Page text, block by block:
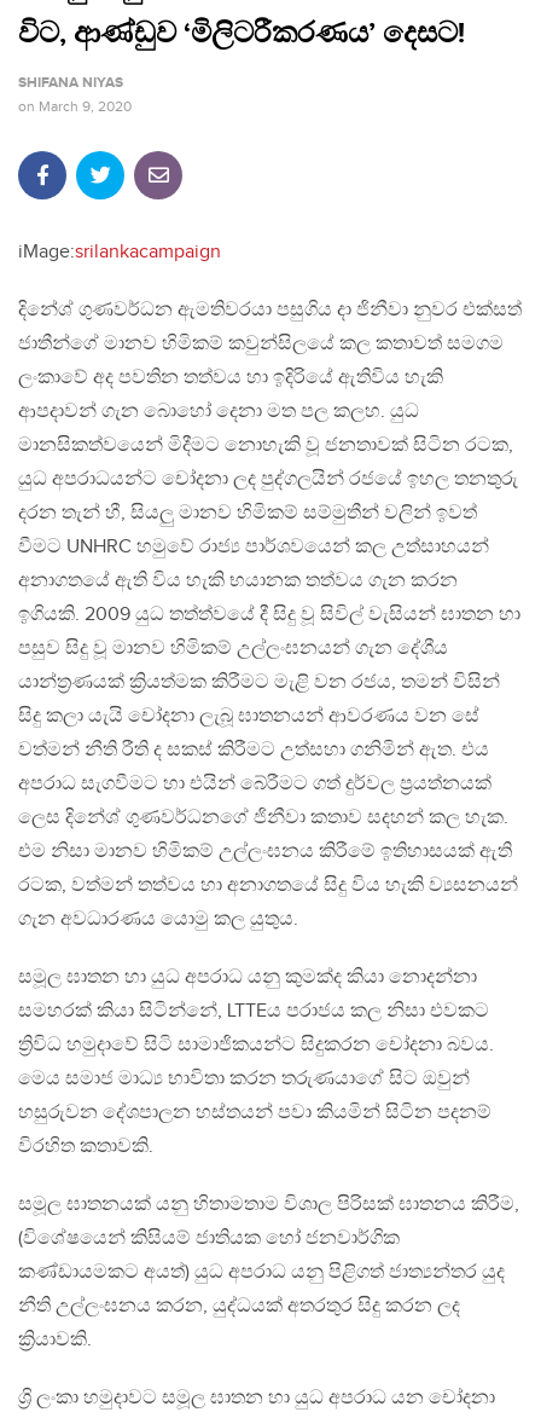
විට, ආණ්ඩුව ‘මිලිටරීකරණය’ දෙසට!
SHIFANA NIYAS
on March 9, 2020
iMage:srilankacampaign
දිනේශ් ගුණවර්ධන ඇමතිවරයා පසුගිය දා ජිනීවා නුවර එක්සත්
ජාතීන්ගේ මානව හිමිකම් කවුන්සිලයේ කල කතාවත් සමගම
ලංකාවේ අද පවතින තත්වය හා ඉදිරියේ ඇතිවිය හැකි
ආපදාවන් ගැන බොහෝ දෙනා මත පල කලහ. යුධ
මානසිකත්වයෙන් මිදීමට නොහැකි වූ ජනතාවක් සිටින රටක,
යුධ අපරාධයන්ට චෝදනා ලද පුද්ගලයින් රජයේ ඉහල තනතුරු
දරන තැන් හී, සියලු මානව හිමිකම් සම්මුතීන් වලින් ඉවත්
වීමට UNHRC හමුවේ රාජ්‍ය පාර්ශවයෙන් කල උත්සාහයන්
අනාගතයේ ඇති විය හැකි භයානක තත්වය ගැන කරන
ඉගියකි. 2009 යුධ තත්ත්වයේ දී සිදු වූ සිවිල් වැසියන් ඝාතන හා
පසුව සිදු වූ මානව හිමිකම් උල්ලංඝනයන් ගැන දේශීය
යාන්ත්‍රණයක් ක්‍රියත්මක කිරීමට මැළි වන රජය, තමන් විසින්
සිදු කලා යැයි චෝදනා ලැබූ ඝාතනයන් ආවරණය වන සේ
වත්මන් නීති රීති ද සකස් කිරීමට උත්සහා ගනිමින් ඇත. එය
අපරාධ සැගවීමට හා එයින් බේරීමට ගත් දුර්වල ප්‍රයත්නයක්
ලෙස දිනේශ් ගුණවර්ධනගේ ජිනීවා කතාව සදහන් කල හැක.
එම නිසා මානව හිමිකම් උල්ලංඝනය කිරීමේ ඉතිහාසයක් ඇති
රටක, වත්මන් තත්වය හා අනාගතයේ සිදු විය හැකි ව්‍යසනයන්
ගැන අවධාරණය යොමු කල යුතුය.
සමූල ඝාතන හා යුධ අපරාධ යනු කුමක්ද කියා නොදන්නා
සමහරක් කියා සිටින්නේ, LTTEය පරාජය කල නිසා එවකට
ත්‍රිවිධ හමුදාවේ සිටි සාමාජිකයන්ට සිදුකරන චෝදනා බවය.
මෙය සමාජ මාධ්‍ය භාවිතා කරන තරුණයාගේ සිට ඔවුන්
හසුරුවන දේශපාලන හස්තයන් පවා කියමින් සිටින පදනම්
විරහිත කතාවකි.
සමූල ඝාතනයක් යනු හිතාමතාම විශාල පිරිසක් ඝාතනය කිරීම,
(විශේෂයෙන් කිසියම් ජාතියක හෝ ජනවාර්ගික
කණ්ඩායමකට අයත්) යුධ අපරාධ යනු පිළිගත් ජාත්‍යන්තර යුද
නීති උල්ලංඝනය කරන, යුද්ධයක් අතරතුර සිදු කරන ලද
ක්‍රියාවකි.
ශ්‍රි ලංකා හමුදාවට සමූල ඝාතන හා යුධ අපරාධ යන චෝදනා